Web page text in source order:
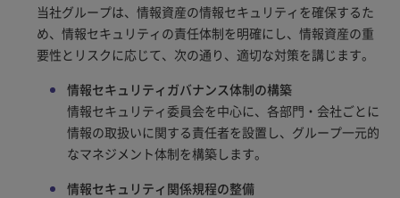
当社グループは、情報資産の情報セキュリティを確保するた
め、情報セキュリティの責任体制を明確にし、情報資産の重
要性とリスクに応じて、次の通り、適切な対策を講じます。
情報セキュリティガバナンス体制の構築
情報セキュリティ委員会を中心に、各部門・会社ごとに
情報の取扱いに関する責任者を設置し、グループ一元的
なマネジメント体制を構築します。
情報セキュリティ関係規程の整備